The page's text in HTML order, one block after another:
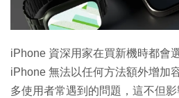
iPhone 資深用家在買新機時都會
iPhone 無法以任何方法額外增加
多使用者常遇到的問題，這不但